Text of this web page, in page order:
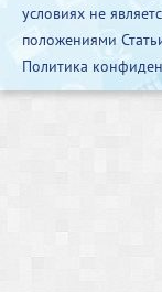
условиях не
положениями
Политика